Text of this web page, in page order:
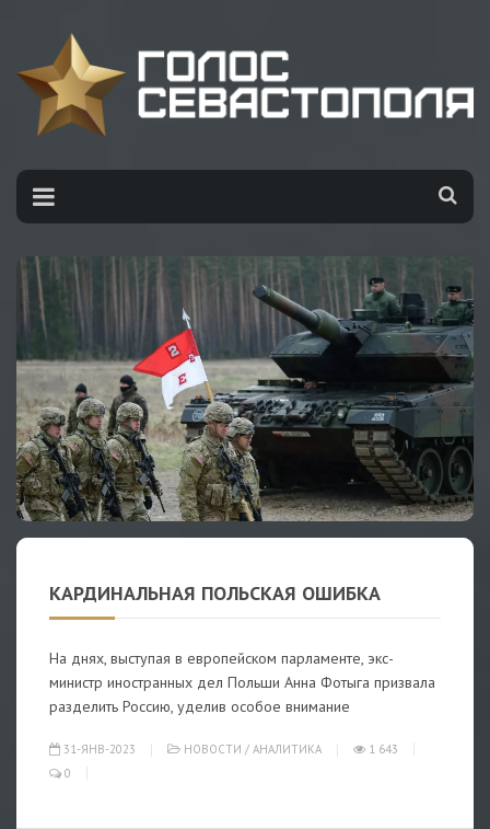
КАРДИНАЛЬНАЯ ПОЛЬСКАЯ ОШИБКА
На днях, выступая в европейском парламенте, экс-
министр иностранных дел Польши Анна Фотыга призвала
разделить Россию, уделив особое внимание
31-ЯНВ-2023 НОВОСТИ / АНАЛИТИКА
1 643
0